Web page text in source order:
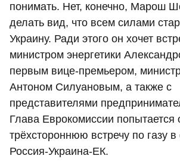
понимать. Нет, конечно, Марош
делать вид, что всем силами
Украину. Ради этого он хочет
министром энергетики
первым вице-премьером,
Антоном Силуановым, а также с
представителями
Глава Еврокомиссии попытается
трёхстороннюю встречу по газу
Россия-Украина-ЕК.